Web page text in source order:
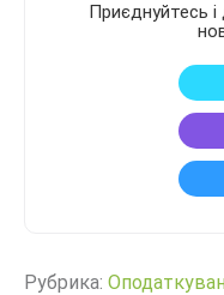
Приєднуйтесь і
Рубрика: